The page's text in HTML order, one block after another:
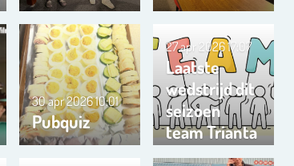
Pubquiz
30 apr 202610:01
Laatste
wedstrijd dit
seizoen
team Trianta
01
27 apr 202617:07